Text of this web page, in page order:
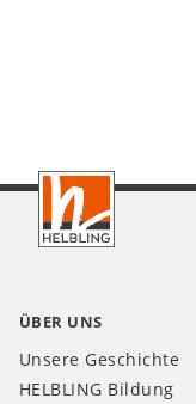
Footer
AT
ÜBER UNS
Unsere Geschichte
HELBLING Bildung